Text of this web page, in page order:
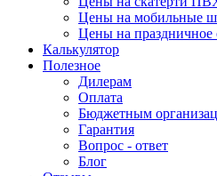
Цены на мобильные
Цены на праздничное
Калькулятор
Полезное
Дилерам
Оплата
Бюджетным
Гарантия
Вопрос - ответ
Блог